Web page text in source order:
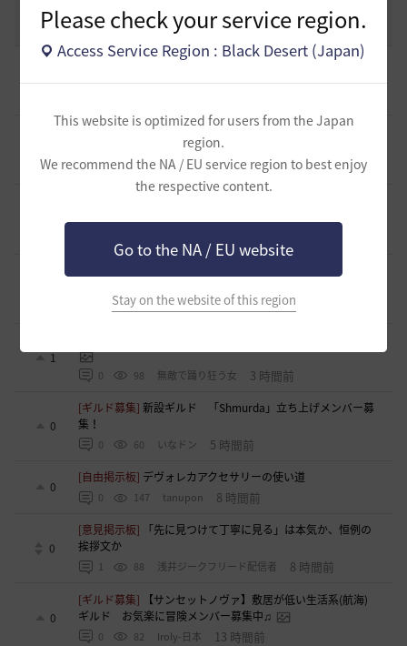
Please check your service region.
Access Service Region : Black Desert (Japan)
This website is optimized for users from the Japan
region.
We recommend the NA / EU service region to best enjoy
the respective content.
Go to the NA / EU website
Stay on the website of this region
51
コミュニティの利用にあたって
18 47.8K 黒い砂漠 2020.03.25
0
意見掲示板の指摘が反映されず、サポートへ直
[ファンアート & 創作]
内容ないびみょマンガ その45 転生し
たら黒い砂漠だった件
0 5 きゅんきゅん-日本 19 分前
【新設1段拠点戦ギルド】「えにぐま」ギルド
32 えにぐま 2 時間前
1
0 98 無敵で踊り狂う女 3 時間前
0
[ギルド募集]新設ギルド 「Shmurda」立ち上げメンバー募
集！
0 60 いなドン 5 時間前
0
[自由掲示板] デヴォレカアクセサリーの使い道
0 147 tanupon 8 時間前
0
[意見掲示板]
「先に見つけて丁寧に見る」は本気か、恒例の
挨拶文か
1 88 浅井ジークフリード配信者 8 時間前
0
[ギルド募集]
【サンセットノヴァ】敷居が低い生活系(航海)
ギルド お気楽に冒険メンバー募集中♫
0 82 Iroly-日本 13 時間前